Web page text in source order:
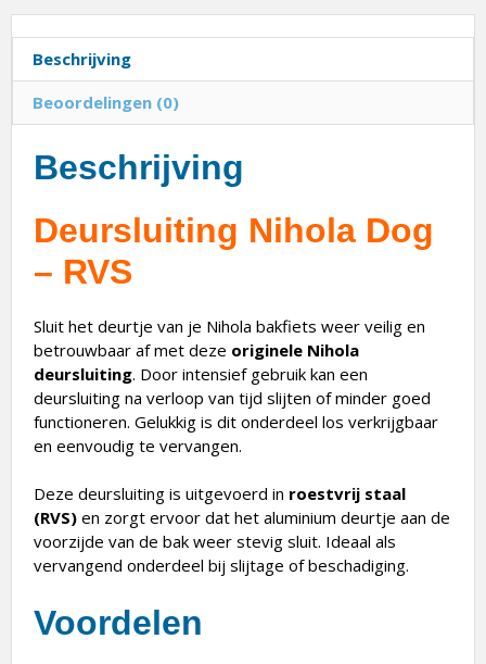
Beschrijving
Beoordelingen (0)
Beschrijving
Deursluiting Nihola Dog
– RVS
Sluit het deurtje van je Nihola bakfiets weer veilig en
betrouwbaar af met deze originele Nihola
deursluiting. Door intensief gebruik kan een
deursluiting na verloop van tijd slijten of minder goed
functioneren. Gelukkig is dit onderdeel los verkrijgbaar
en eenvoudig te vervangen.
Deze deursluiting is uitgevoerd in roestvrij staal
(RVS) en zorgt ervoor dat het aluminium deurtje aan de
voorzijde van de bak weer stevig sluit. Ideaal als
vervangend onderdeel bij slijtage of beschadiging.
Voordelen